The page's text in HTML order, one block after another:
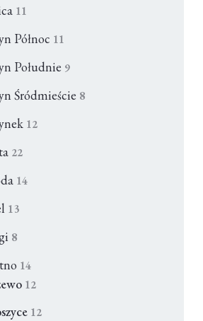
11
Północ 11
Południe 9
Śródmieście 8
12
22
14
13
8
14
12
12